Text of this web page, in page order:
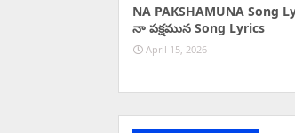
NA PAKSHAMUNA Song
నా పక్షమున Song Lyrics
April 15, 2026